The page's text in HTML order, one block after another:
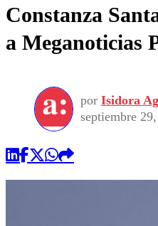
Constanza
a Meganoticias
por Isidora
septiembre